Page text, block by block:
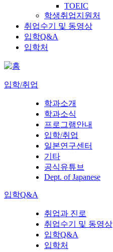
TOEIC
학생취업지원처
취업수기 및 동영상
입학Q&A
입학처
입학/취업
학과소개
학과소식
프로그램안내
입학/취업
일본연구센터
기타
공식유튜브
Dept. of Japanese
입학Q&A
취업과 진로
취업수기 및 동영상
입학Q&A
입학처